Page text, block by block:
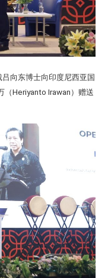
向东博士向印度尼西亚国
（Heriyanto Irawan）赠送